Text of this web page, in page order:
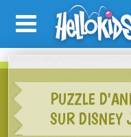
PUZZLE
SUR DISNEY